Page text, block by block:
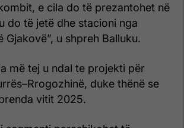
e cila do të prezantohet në
do të jetë dhe stacioni nga
Gjakovë”, u shpreh Balluku.
më tej u ndal te projekti për
duke thënë se
vitit 2025.